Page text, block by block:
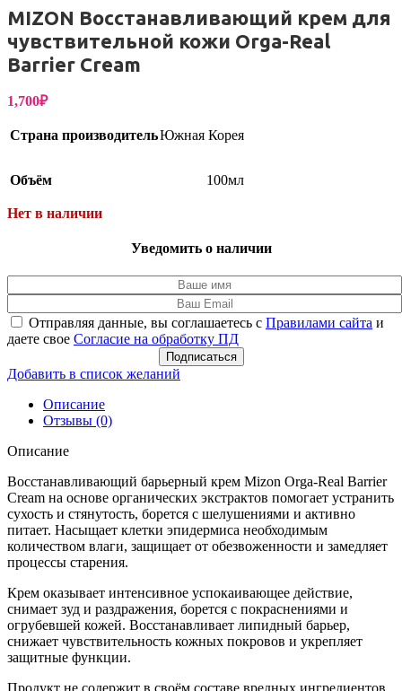
MIZON Восстанавливающий крем для
чувствительной кожи Orga-Real
Barrier Cream
1,700₽
Страна производительЮжная Корея
Объём 100мл
Нет в наличии
Уведомить о наличии
Отправляя данные, вы соглашаетесь с Правилами сайта и
даете свое Согласие на обработку ПД
Подписаться
Добавить в список желаний
Описание
Отзывы (0)
Описание
Восстанавливающий барьерный крем Mizon Orga-Real Barrier
Cream на основе органических экстрактов помогает устранить
сухость и стянутость, борется с шелушениями и активно
питает. Насыщает клетки эпидермиса необходимым
количеством влаги, защищает от обезвоженности и замедляет
процессы старения.
Крем оказывает интенсивное успокаивающее действие,
снимает зуд и раздражения, борется с покраснениями и
огрубевшей кожей. Восстанавливает липидный барьер,
снижает чувствительность кожных покровов и укрепляет
защитные функции.